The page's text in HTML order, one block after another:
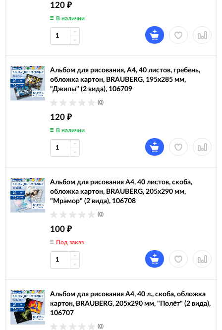
120 ₽
В наличии
Альбом для рисования, А4, 40 листов, гребень,
обложка картон, BRAUBERG, 195х285 мм,
"Джипы" (2 вида), 106709
(0)
120 ₽
В наличии
Альбом для рисования А4, 40 листов, скоба,
обложка картон, BRAUBERG, 205х290 мм,
"Мрамор" (2 вида), 106708
(0)
100 ₽
Под заказ
Альбом для рисования А4, 40 л., скоба, обложка
картон, BRAUBERG, 205х290 мм, "Полёт" (2 вида),
106707
(0)